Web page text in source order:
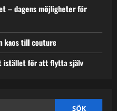
– dagens möjligheter för
kaos till couture
istället för att flytta själv